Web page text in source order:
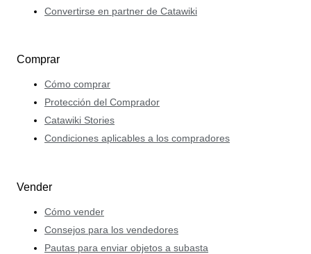
Convertirse en partner de Catawiki
Comprar
Cómo comprar
Protección del Comprador
Catawiki Stories
Condiciones aplicables a los compradores
Vender
Cómo vender
Consejos para los vendedores
Pautas para enviar objetos a subasta